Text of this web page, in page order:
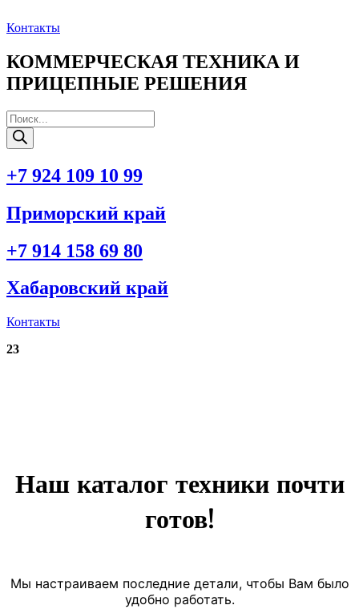
к
Контакты
КОММЕРЧЕСКАЯ ТЕХНИКА И
ПРИЦЕПНЫЕ РЕШЕНИЯ
Поиск
товаров
+7 924 109 10 99
Приморский край
+7 914 158 69 80
Хабаровский край
Контакты
23
Наш каталог техники почти
готов!
Мы настраиваем последние детали, чтобы Вам было
удобно работать.